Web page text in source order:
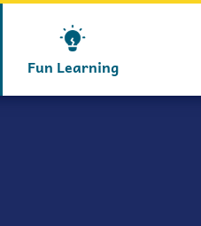
Fun Learning